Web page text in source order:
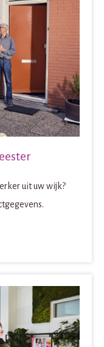
uit uw wijk?